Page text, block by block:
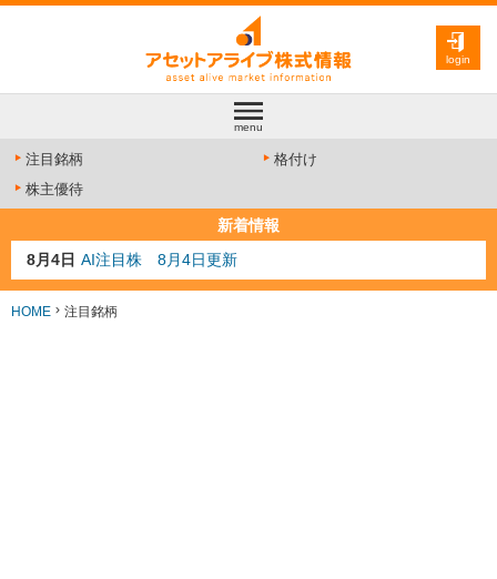
login
menu
注目銘柄
格付け
株主優待
新着情報
8月4日 AI注目株 8月4日更新
8月3日 人気業種注目株 8月3日更新
8月2日 金融注目株 8月2日更新
HOME 注目銘柄